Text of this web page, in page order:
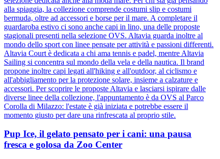
alla spiaggia, la collezione comprende costumi slip e costumi
bermuda, oltre ad accessori e borse per il mare. A completare il
guardaroba estivo ci sono anche capi in lino, una delle proposte
stagionali presenti nella selezione OVS. Altavia guarda inoltre al
mondo dello sport con linee pensate per attività e passioni differenti.
Altavia Court è dedicata a chi ama tennis e padel, mentre Altavia
Sailing si concentra sul mondo della vela e della nautica. Il brand
propone inoltre capi legati all'hiking e all'outdoor, al ciclismo e
all'abbigliamento per la protezione solare, insieme a calzature e
accessori. Per scoprire le proposte Altavia e lasciarsi ispirare dalle
diverse linee della collezione, l'appuntamento è da OVS al Parco
Corolla di Milazzo: l'estate è già iniziata e potrebbe essere il
momento giusto per dare una rinfrescata al proprio stile.
Pup Ice, il gelato pensato per i cani: una pausa
fresca e golosa da Zoo Center